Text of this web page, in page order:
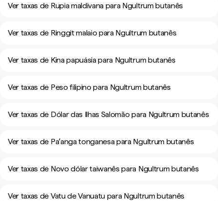
Ver taxas de Rupia maldivana para Ngultrum butanês
Ver taxas de Ringgit malaio para Ngultrum butanês
Ver taxas de Kina papuásia para Ngultrum butanês
Ver taxas de Peso filipino para Ngultrum butanês
Ver taxas de Dólar das Ilhas Salomão para Ngultrum butanês
Ver taxas de Paʻanga tonganesa para Ngultrum butanês
Ver taxas de Novo dólar taiwanês para Ngultrum butanês
Ver taxas de Vatu de Vanuatu para Ngultrum butanês